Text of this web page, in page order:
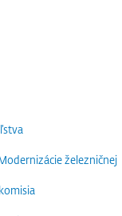
železničnej